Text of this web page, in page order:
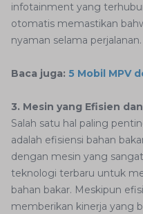
infotainment yang
otomatis memastikan
nyaman selama perjalanan.
Baca juga: 5 Mobil MPV
3. Mesin yang Efisien
Salah satu hal paling
adalah efisiensi bahan
dengan mesin yang
teknologi terbaru untuk
bahan bakar. Meskipun
memberikan kinerja yang